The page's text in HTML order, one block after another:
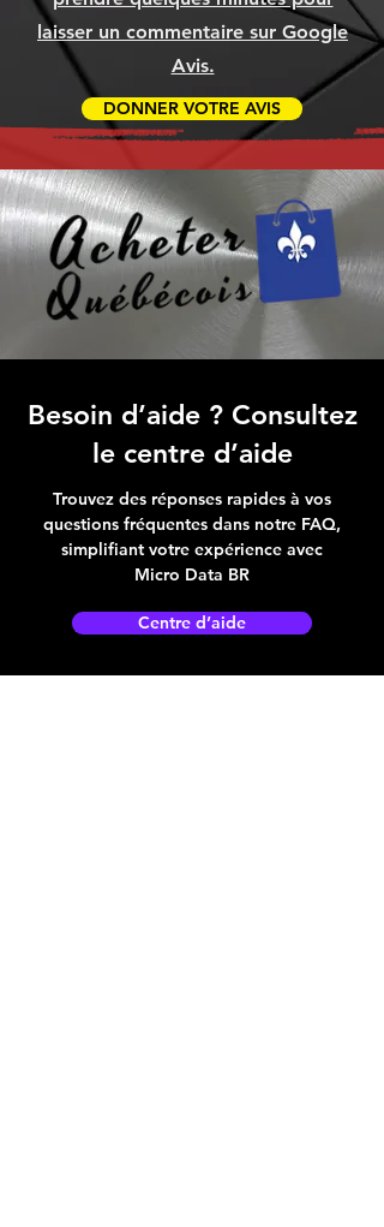
laisser un commentaire sur Google
Avis.
DONNER VOTRE AVIS
Besoin d’aide ? Consultez
le centre d’aide
Trouvez des réponses rapides à vos
questions fréquentes dans notre FAQ,
simplifiant votre expérience avec
Micro Data BR
Centre d’aide